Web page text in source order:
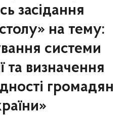
засідання
на тему:
системи
та визначення
громадян